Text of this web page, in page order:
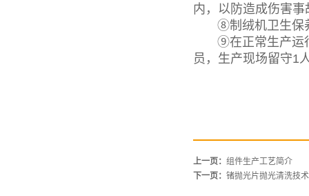
内，以防造成伤害事
⑧制绒机卫生保养
⑨在正常生产运行
员，生产现场留守1
上一页： 组件生产工艺简介
下一页： 锗抛光片抛光清洗技